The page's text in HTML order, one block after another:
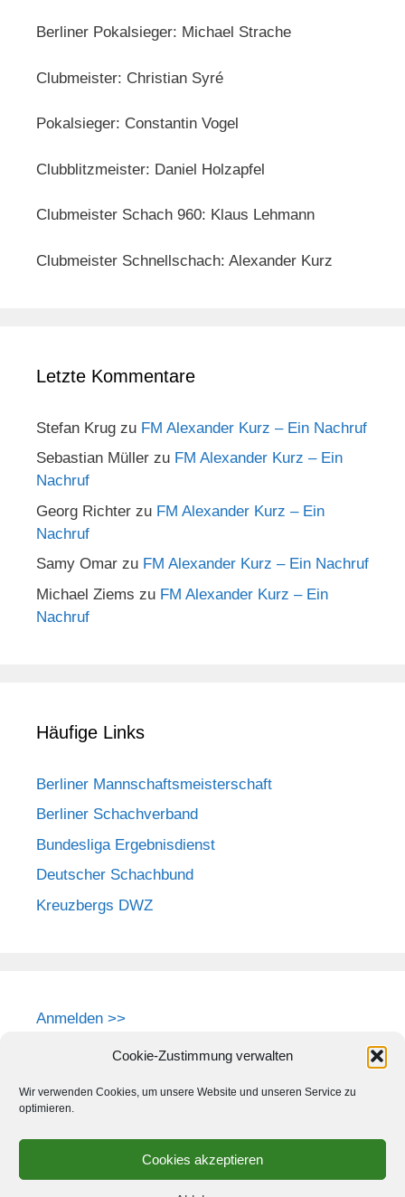
Cookie-Zustimmung verwalten
Wir verwenden Cookies, um unsere Website und unseren Service zu
optimieren.
Cookies akzeptieren
Berliner Pokalsieger: Michael Strache
Clubmeister: Christian Syré
Pokalsieger: Constantin Vogel
Clubblitzmeister: Daniel Holzapfel
Clubmeister Schach 960: Klaus Lehmann
Clubmeister Schnellschach: Alexander Kurz
Letzte Kommentare
Stefan Krug zu FM Alexander Kurz – Ein Nachruf
Sebastian Müller zu FM Alexander Kurz – Ein
Nachruf
Georg Richter zu FM Alexander Kurz – Ein
Nachruf
Samy Omar zu FM Alexander Kurz – Ein Nachruf
Michael Ziems zu FM Alexander Kurz – Ein
Nachruf
Häufige Links
Berliner Mannschaftsmeisterschaft
Berliner Schachverband
Bundesliga Ergebnisdienst
Deutscher Schachbund
Kreuzbergs DWZ
Anmelden >>